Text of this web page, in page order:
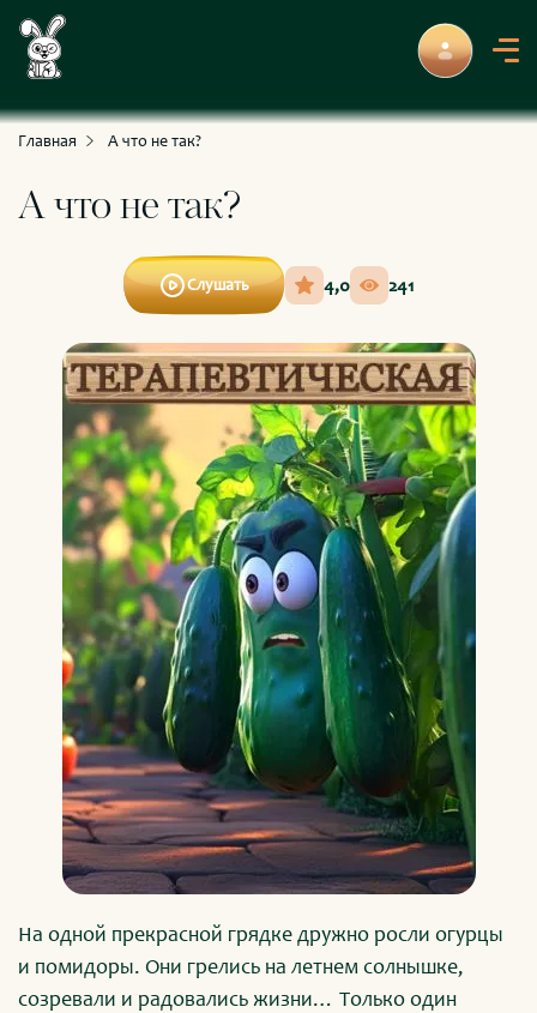
Для умных и любознательных
Главная А что не так?
А что не так?
На одной прекрасной грядке дружно росли огурцы
и помидоры. Они грелись на летнем солнышке,
созревали и радовались жизни… Только один
Слушать 4,0 241